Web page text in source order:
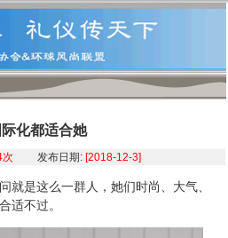
化都适合她
发布日期: [2018-12-3]
就是这么一群人，她们时尚、大气、
适不过。